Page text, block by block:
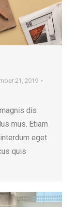
21, 2019
dis
mus. Etiam
eget
quis